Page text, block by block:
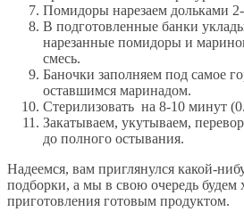
Помидоры нарезаем дольками
В подготовленные банки
нарезанные помидоры и
смесь.
Баночки заполняем под самое
оставшимся маринадом.
Стерилизовать на 8-10 минут
Закатываем, укутываем,
до полного остывания.
Надеемся, вам приглянулся какой-
подборки, а мы в свою очередь будем
приготовления готовым продуктом.